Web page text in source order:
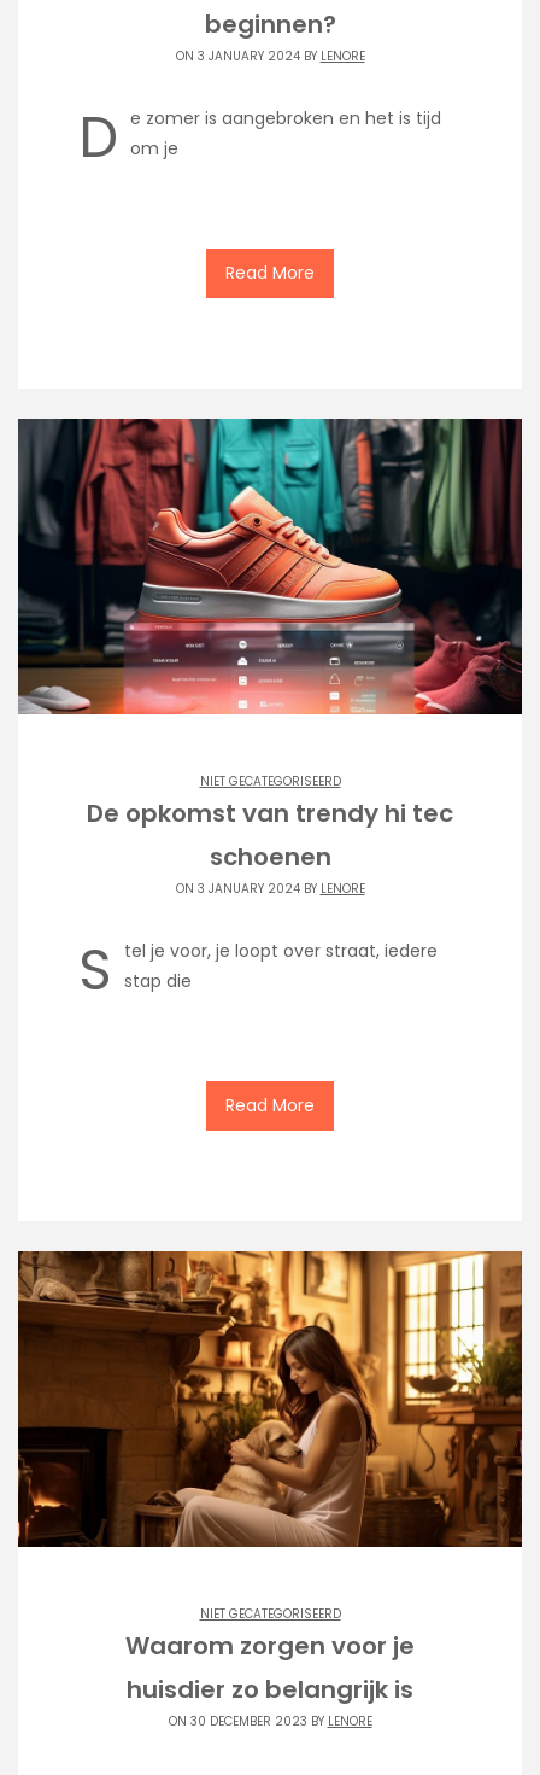
beginnen?
ON 3 JANUARY 2024 BY LENORE
D e zomer is aangebroken en het is tijd
om je
Read More
NIET GECATEGORISEERD
De opkomst van trendy hi tec
schoenen
ON 3 JANUARY 2024 BY LENORE
S
tel je voor, je loopt over straat, iedere
stap die
Read More
NIET GECATEGORISEERD
Waarom zorgen voor je
huisdier zo belangrijk is
ON 30 DECEMBER 2023 BY LENORE